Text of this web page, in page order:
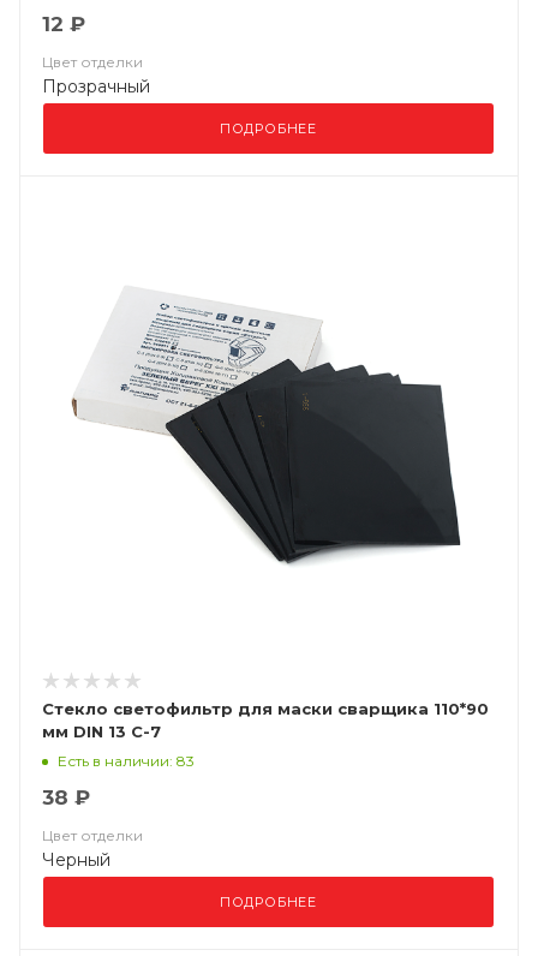
12 ₽
Цвет отделки
Прозрачный
ПОДРОБНЕЕ
Стекло светофильтр для маски сварщика 110*90
мм DIN 13 С-7
Есть в наличии: 83
38 ₽
Цвет отделки
Черный
ПОДРОБНЕЕ